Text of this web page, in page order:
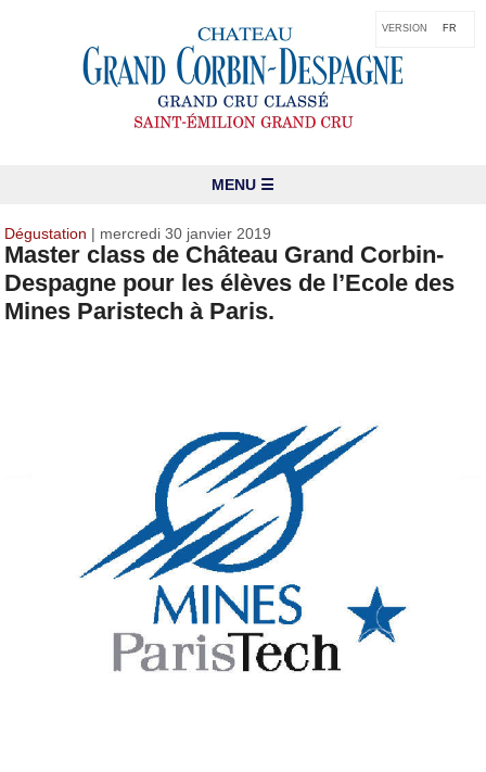
VERSION FR
MENU ☰
Dégustation | mercredi 30 janvier 2019
Master class de Château Grand Corbin-
Despagne pour les élèves de l’Ecole des
Mines Paristech à Paris.